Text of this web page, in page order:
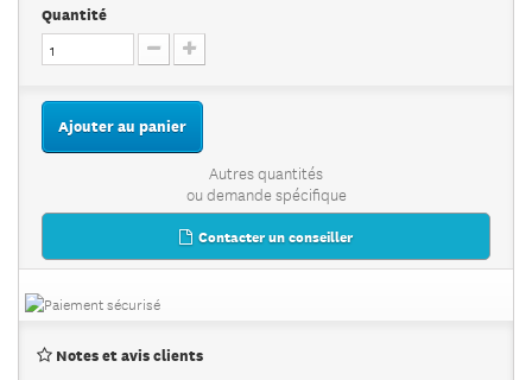
Quantité
Ajouter au panier
Autres quantités
ou demande spécifique
Contacter un conseiller
Notes et avis clients